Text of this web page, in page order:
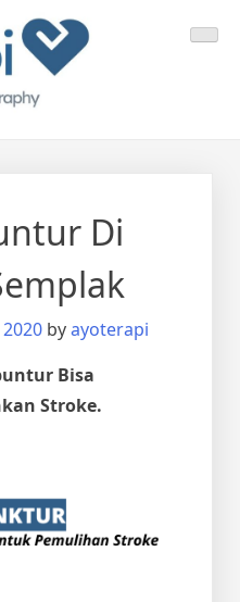
Di
byayoterapi
Bisa
Stroke.